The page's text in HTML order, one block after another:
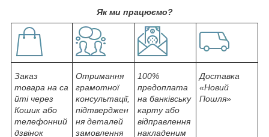
Як ми працюємо?
Заказ
товара на са
йті через
Кошик або
телефонний
дзвінок
Отримання
грамотної
консультації,
підтверджен
ня деталей
замовлення
100%
предоплата
на банківську
карту або
відправлення
накладеним
Доставка
«Новий
Пошля»